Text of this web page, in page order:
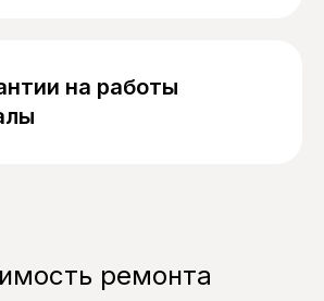
на работы
ремонта